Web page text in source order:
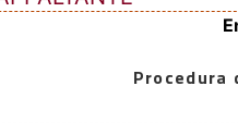
Procedura